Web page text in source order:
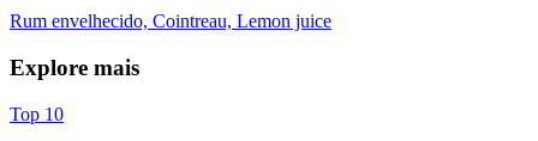
Rum envelhecido, Cointreau, Lemon juice
Explore mais
Top 10